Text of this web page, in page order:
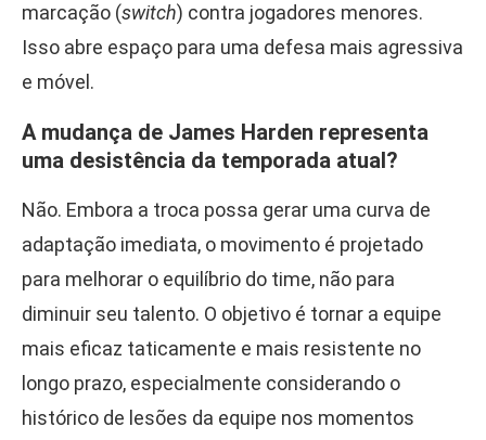
marcação (switch) contra jogadores menores.
Isso abre espaço para uma defesa mais agressiva
e móvel.
A mudança de James Harden representa
uma desistência da temporada atual?
Não. Embora a troca possa gerar uma curva de
adaptação imediata, o movimento é projetado
para melhorar o equilíbrio do time, não para
diminuir seu talento. O objetivo é tornar a equipe
mais eficaz taticamente e mais resistente no
longo prazo, especialmente considerando o
histórico de lesões da equipe nos momentos